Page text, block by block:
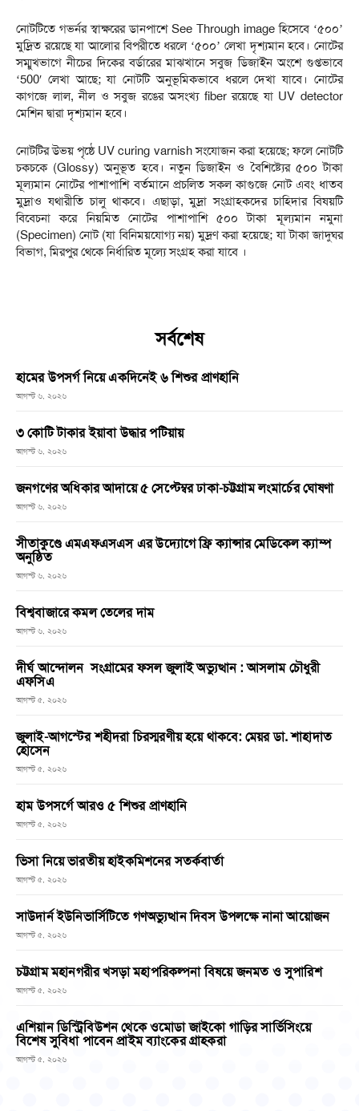
নোটটিতে গভর্নর স্বাক্ষরের ডানপাশে See Through image হিসেবে ‘৫০০’
মুদ্রিত রয়েছে যা আলোর বিপরীতে ধরলে ‘৫০০’ লেখা দৃশ্যমান হবে। নোটের
সম্মুখভাগে নীচের দিকের বর্ডারের মাঝখানে সবুজ ডিজাইন অংশে গুপ্তভাবে
‘500′ লেখা আছে; যা নোটটি অনুভূমিকভাবে ধরলে দেখা যাবে। নোটের
কাগজে লাল, নীল ও সবুজ রঙের অসংখ্য fiber রয়েছে যা UV detector
মেশিন দ্বারা দৃশ্যমান হবে।
নোটটির উভয় পৃষ্ঠে UV curing varnish সংযোজন করা হয়েছে; ফলে নোটটি
চকচকে (Glossy) অনুভূত হবে। নতুন ডিজাইন ও বৈশিষ্ট্যের ৫০০ টাকা
মূল্যমান নোটের পাশাপাশি বর্তমানে প্রচলিত সকল কাগুজে নোট এবং ধাতব
মুদ্রাও যথারীতি চালু থাকবে। এছাড়া, মুদ্রা সংগ্রাহকদের চাহিদার বিষয়টি
বিবেচনা করে নিয়মিত নোটের পাশাপাশি ৫০০ টাকা মূল্যমান নমুনা
(Specimen) নোট (যা বিনিময়যোগ্য নয়) মুদ্রণ করা হয়েছে; যা টাকা জাদুঘর
বিভাগ, মিরপুর থেকে নির্ধারিত মূল্যে সংগ্রহ করা যাবে ।
সর্বশেষ
হামের উপসর্গ নিয়ে একদিনেই ৬ শিশুর প্রাণহানি
আগস্ট ৬, ২০২৬
৩ কোটি টাকার ইয়াবা উদ্ধার পটিয়ায়
আগস্ট ৬, ২০২৬
জনগণের অধিকার আদায়ে ৫ সেপ্টেম্বর ঢাকা-চট্টগ্রাম লংমার্চের ঘোষণা
আগস্ট ৬, ২০২৬
সীতাকুণ্ডে এমএফএসএস এর উদ্যোগে ফ্রি ক্যান্সার মেডিকেল ক্যাম্প
অনুষ্ঠিত
আগস্ট ৬, ২০২৬
বিশ্ববাজারে কমল তেলের দাম
আগস্ট ৬, ২০২৬
দীর্ঘ আন্দোলন সংগ্রামের ফসল জুলাই অভ্যুত্থান : আসলাম চৌধুরী
এফসিএ
আগস্ট ৫, ২০২৬
জুলাই-আগস্টের শহীদরা চিরস্মরণীয় হয়ে থাকবে: মেয়র ডা. শাহাদাত
হোসেন
আগস্ট ৫, ২০২৬
হাম উপসর্গে আরও ৫ শিশুর প্রাণহানি
আগস্ট ৫, ২০২৬
ভিসা নিয়ে ভারতীয় হাইকমিশনের সতর্কবার্তা
আগস্ট ৫, ২০২৬
সাউদার্ন ইউনিভার্সিটিতে গণঅভ্যুত্থান দিবস উপলক্ষে নানা আয়োজন
আগস্ট ৫, ২০২৬
চট্টগ্রাম মহানগরীর খসড়া মহাপরিকল্পনা বিষয়ে জনমত ও সুপারিশ
আগস্ট ৫, ২০২৬
এশিয়ান ডিস্ট্রিবিউশন থেকে ওমোডা জাইকো গাড়ির সার্ভিসিংয়ে
বিশেষ সুবিধা পাবেন প্রাইম ব্যাংকের গ্রাহকরা
আগস্ট ৫, ২০২৬